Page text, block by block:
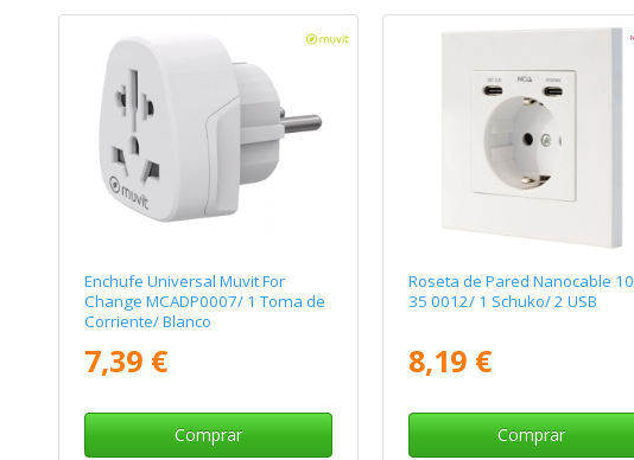
Enchufe Universal Muvit For
Change MCADP0007/ 1 Toma de
Corriente/ Blanco
7,39 €
Comprar
Roseta de Pared Nanocable 10
35 0012/ 1 Schuko/ 2 USB
8,19 €
Comprar